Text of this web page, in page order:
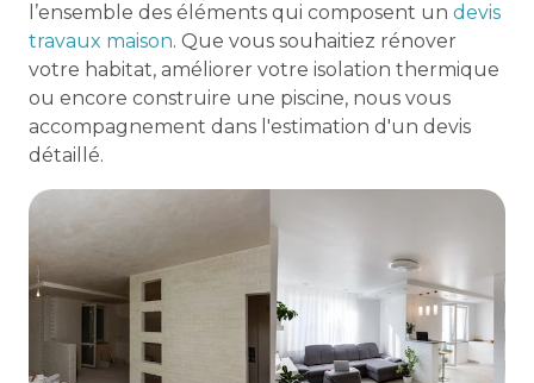
l’ensemble des éléments qui composent un devis
travaux maison. Que vous souhaitiez rénover
votre habitat, améliorer votre isolation thermique
ou encore construire une piscine, nous vous
accompagnement dans l'estimation d'un devis
détaillé.